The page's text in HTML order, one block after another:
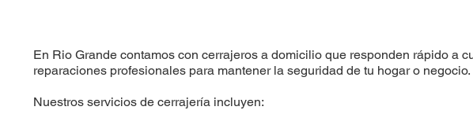
En Rio Grande contamos con cerrajeros a domicilio que responden rápido a
reparaciones profesionales para mantener la seguridad de tu hogar o negocio.
Nuestros servicios de cerrajería incluyen: